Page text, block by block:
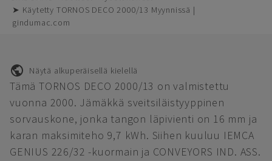
➤ Käytetty TORNOS DECO 2000/13 Myynnissä |
gindumac.com
Näytä alkuperäisellä kielellä
Tämä TORNOS DECO 2000/13 on valmistettu
vuonna 2000. Jämäkkä sveitsiläistyyppinen
sorvauskone, jonka tangon läpivienti on 16 mm ja
karan maksimiteho 9,7 kWh. Siihen kuuluu IEMCA
GENIUS 226/32 -kuormain ja CONVEYORS IND. ASS.